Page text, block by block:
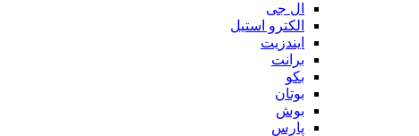
ال جی
الکترو استیل
ایندزیت
برانت
بکو
بوتان
بوش
پارس